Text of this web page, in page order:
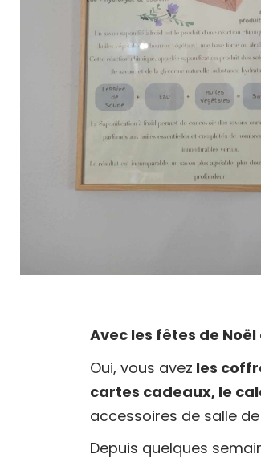
Avec les fêtes de
Oui, vous avez les
cartes cadeaux, le
accessoires de salle
Depuis quelques